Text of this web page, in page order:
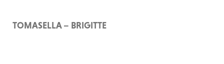
TOMASELLA – BRIGITTE